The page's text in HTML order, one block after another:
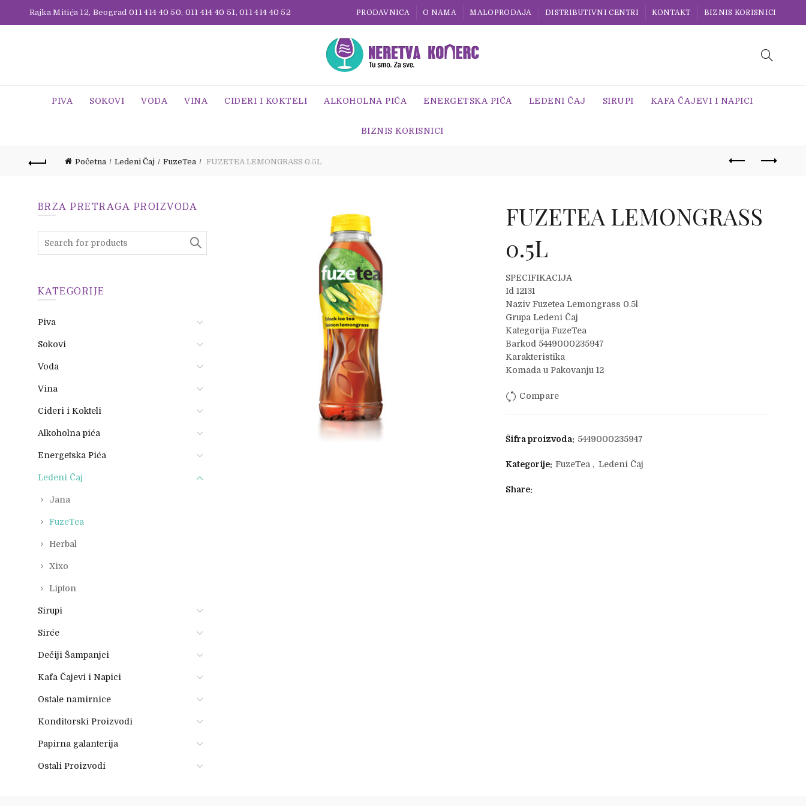
Rajka Mitića 12, Beograd011 414 40 50, 011 414 40 51,011 414 40 52 PRODAVNICA O NAMA MALOPRODAJA DISTRIBUTIVNI CENTRI KONTAKT BIZNIS KORISNICI
PIVA SOKOVI VODA VINA CIDERI I KOKTELI ALKOHOLNA PIĆA ENERGETSKA PIĆA LEDENI ČAJ SIRUPI KAFA ČAJEVI I NAPICI
BIZNIS KORISNICI
Početna Ledeni Čaj FuzeTea FUZETEA LEMONGRASS 0.5L
FUZETEA LEMONGRASS
0.5L
SPECIFIKACIJA
Id 12131
Naziv Fuzetea Lemongrass 0.5l
Grupa Ledeni Čaj
Kategorija FuzeTea
Barkod 5449000235947
Karakteristika
Komada u Pakovanju 12
Compare
Šifra proizvoda: 5449000235947
Kategorije: FuzeTea , Ledeni Čaj
Share
BRZA PRETRAGA PROIZVODA
KATEGORIJE
Piva
Sokovi
Voda
Vina
Cideri i Kokteli
Alkoholna pića
Energetska Pića
Ledeni Čaj
Jana
FuzeTea
Herbal
Xixo
Lipton
Sirupi
Sirće
Dečiji Šampanjci
Kafa Čajevi i Napici
Ostale namirnice
Konditorski Proizvodi
Papirna galanterija
Ostali Proizvodi